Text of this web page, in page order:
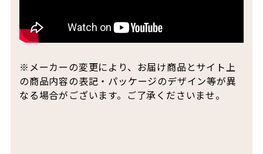
※メーカーの変更により、お届け商品とサイト上
の商品内容の表記・パッケージのデザイン等が異
なる場合がございます。ご了承くださいませ。